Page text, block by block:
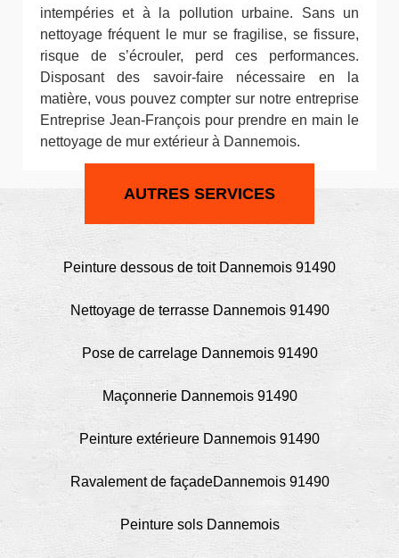
intempéries et à la pollution urbaine. Sans un
nettoyage fréquent le mur se fragilise, se fissure,
risque de s’écrouler, perd ces performances.
Disposant des savoir-faire nécessaire en la
matière, vous pouvez compter sur notre entreprise
Entreprise Jean-François pour prendre en main le
nettoyage de mur extérieur à Dannemois.
AUTRES SERVICES
Peinture dessous de toit Dannemois 91490
Nettoyage de terrasse Dannemois 91490
Pose de carrelage Dannemois 91490
Maçonnerie Dannemois 91490
Peinture extérieure Dannemois 91490
Ravalement de façadeDannemois 91490
Peinture sols Dannemois